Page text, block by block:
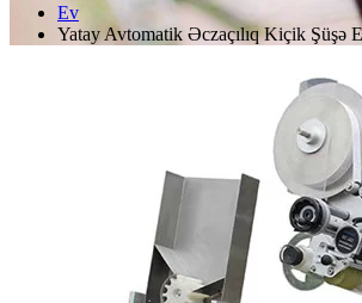
Ev
Yatay Avtomatik Əczaçılıq Kiçik Şüşə